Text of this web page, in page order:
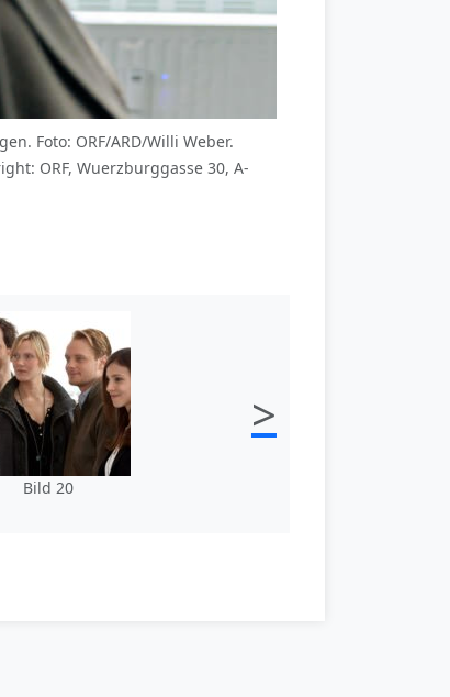
Foto: ORF/ARD/Willi Weber.
ORF, Wuerzburggasse 30, A-
Bild 20
>